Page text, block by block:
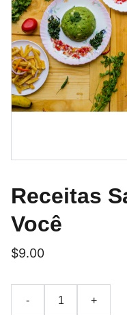
Receitas
Você
$9.00
- +